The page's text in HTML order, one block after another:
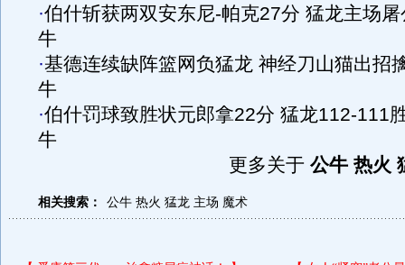
·伯什斩获两双安东尼-帕克27分 猛龙主场屠
牛
·基德连续缺阵篮网负猛龙 神经刀山猫出招
牛
·伯什罚球致胜状元郎拿22分 猛龙112-111
牛
更多关于 公牛 热火
相关搜索： 公牛 热火 猛龙 主场 魔术